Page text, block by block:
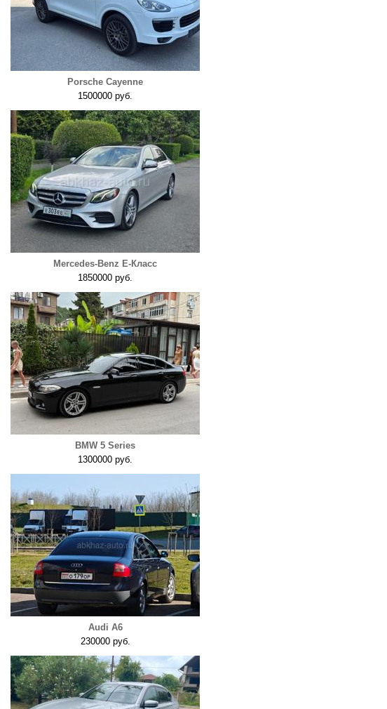
Porsche Cayenne
1500000 руб.
Mercedes-Benz E-Класс
1850000 руб.
BMW 5 Series
1300000 руб.
Audi A6
230000 руб.